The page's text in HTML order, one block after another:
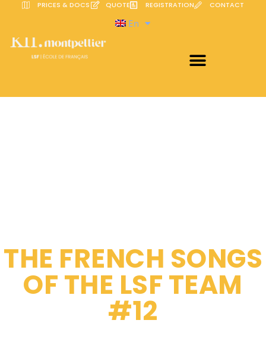
PRICES & DOCS QUOTE REGISTRATION CONTACT
En
THE FRENCH SONGS
OF THE LSF TEAM
#12